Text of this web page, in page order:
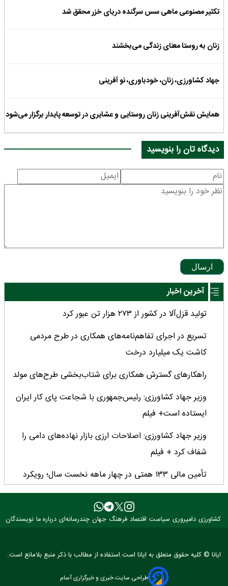
تکثیر مصنوعی ماهی سس سرگنده دریای خزر محقق شد
زنان به روستا معنای زندگی می‌بخشند
جهاد کشاورزی، زنان، خودباوری، نو آفرینی
همایش نقش‌آفرینی زنان روستایی و عشایری در توسعه پایدار برگزار می‌شود
دیدگاه تان را بنویسید
ارسال
آخرین اخبار
تولید قزل‌آلا در کشور از ۲۷۳ هزار تن عبور کرد
تسریع در اجرای تفاهم‌نامه‌های همکاری در طرح مردمی
کاشت یک میلیارد درخت
راهکارهای گسترش همکاری برای شتاب‌بخشی طرح‌های مولد
وزیر جهاد کشاورزی: رئیس‌جمهوری با شجاعت پای کار ایران
ایستاده است+ فیلم
وزیر جهاد کشاورزی: اصلاحات ارزی بازار نهاده‌های دامی را
شفاف کرد + فیلم
تأمین مالی ۱۳۳ همتی در چهار ماهه نخست سال؛ رویکرد
هدفمند بانک کشاورزی برای تضمین امنیت غذایی
فراخوان بین‌المللی فائو برای طراحی پوستر روز جهانی غذا
۳ عضو کمیسیون کشاورزی مجلس با وزیر جهاد کشاورزی
کشاورزی دامپروری سیاست اقتصاد فرهنگ جهان چندرسانه‌ای درباره ما نویسندگان
ایانا © کلیه حقوق متعلق به ایانا است.استفاده از مطالب با ذکر منبع بلامانع است.
طراحی سایت خبری و خبرگزاری آسام